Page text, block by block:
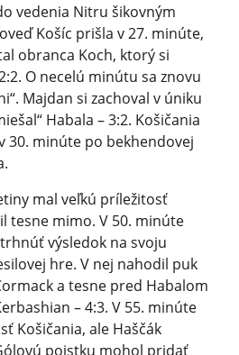
vedenia Nitru šikovným
Košíc prišla v 27. minúte,
obranca Koch, ktorý si
O necelú minútu sa znovu
Majdan si zachoval v úniku
Habala – 3:2. Košičania
30. minúte po bekhendovej
mal veľkú príležitosť
tesne mimo. V 50. minúte
výsledok na svoju
hre. V nej nahodil puk
a tesne pred Habalom
– 4:3. V 55. minúte
Košičania, ale Haščák
poistku mohol pridať